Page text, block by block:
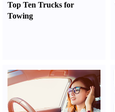
Top Ten Trucks for
Towing